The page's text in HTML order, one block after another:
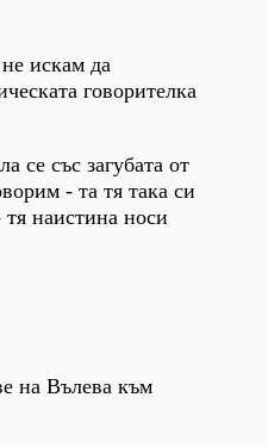
искам да
говорителка
се със загубата от
- та тя така си
наистина носи
на Вълева към